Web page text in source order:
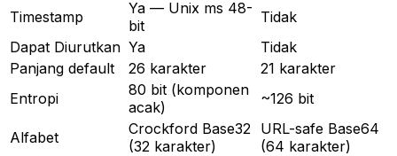
Timestamp
Ya — Unix ms 48-
bit
Tidak
Dapat Diurutkan Ya
Tidak
Panjang default
26 karakter
21 karakter
Entropi
80 bit (komponen
acak)
~126 bit
Alfabet
Crockford Base32
(32 karakter)
URL-safe Base64
(64 karakter)